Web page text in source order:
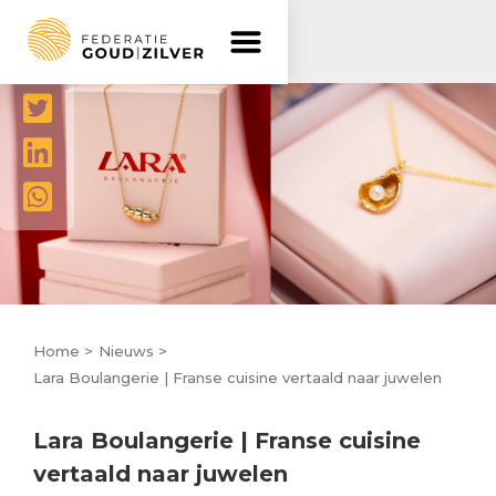
Delen




Home > Nieuws >
Lara Boulangerie | Franse cuisine vertaald naar juwelen
Lara Boulangerie | Franse cuisine
vertaald naar juwelen